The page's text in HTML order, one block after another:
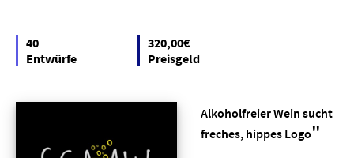
40
Entwürfe
320,00€
Preisgeld
Alkoholfreier Wein sucht
freches, hippes Logo"